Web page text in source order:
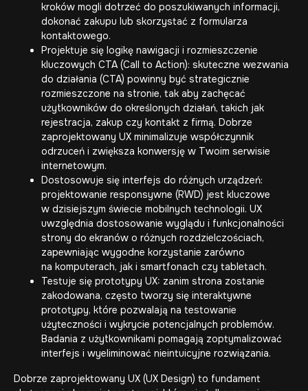
kroków mogli dotrzeć do poszukiwanych informacji,
dokonać zakupu lub skorzystać z formularza
kontaktowego.
Projektuje się logikę nawigacji i rozmieszczenie
kluczowych CTA (Call to Action): skuteczne wezwania
do działania (CTA) powinny być strategicznie
rozmieszczone na stronie, tak aby zachęcać
użytkowników do określonych działań, takich jak
rejestracja, zakup czy kontakt z firmą. Dobrze
zaprojektowany UX minimalizuje współczynnik
odrzuceń i zwiększa konwersję w Twoim serwisie
internetowym.
Dostosowuje się interfejs do różnych urządzeń:
projektowanie responsywne (RWD) jest kluczowe
w dzisiejszym świecie mobilnych technologii. UX
uwzględnia dostosowanie wyglądu i funkcjonalności
strony do ekranów o różnych rozdzielczościach,
zapewniając wygodne korzystanie zarówno
na komputerach, jak i smartfonach czy tabletach.
Testuje się prototypy UX: zanim strona zostanie
zakodowana, często tworzy się interaktywne
prototypy, które pozwalają na testowanie
użyteczności i wykrycie potencjalnych problemów.
Badania z użytkownikami pomagają zoptymalizować
interfejs i wyeliminować nieintuicyjne rozwiązania.
Dobrze zaprojektowany UX (UX Design) to fundament